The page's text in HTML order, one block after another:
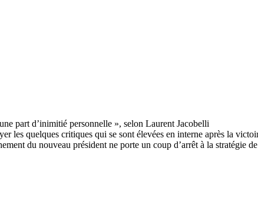
les quelques critiques qui se sont élevées en interne après la
du nouveau président ne porte un coup d’arrêt à la stratégie